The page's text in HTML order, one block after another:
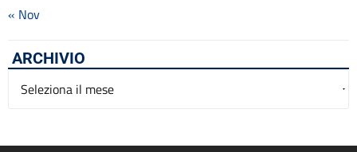
« Nov
ARCHIVIO
Archivio